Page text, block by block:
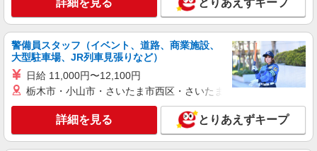
詳細を見る とりあえずキープ
警備員スタッフ（イベント、道路、商業施設、
大型駐車場、JR列車見張りなど）
日給 11,000円〜12,100円
栃木市・小山市・さいたま市西区・さいたま市岩槻区・久喜市・
詳細を見る とりあえずキープ